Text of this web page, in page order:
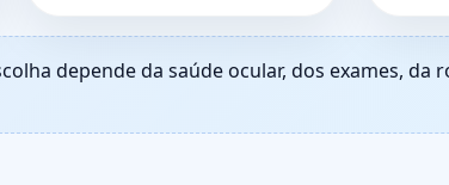
depende da saúde ocular, dos exames, da